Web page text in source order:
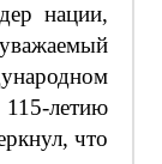
нации,
летию
что